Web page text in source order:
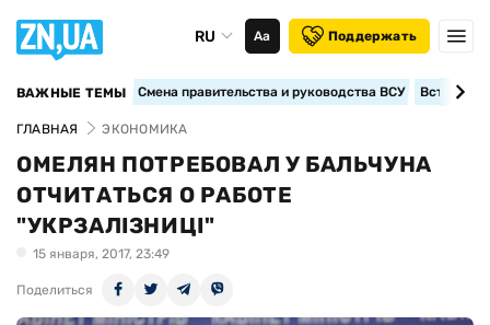
RU Аа Поддержать
ВАЖНЫЕ ТЕМЫ Смена правительства и руководства ВСУ
ГЛАВНАЯ ЭКОНОМИКА
ОМЕЛЯН ПОТРЕБОВАЛ У БАЛЬЧУНА
ОТЧИТАТЬСЯ О РАБОТЕ
"УКРЗАЛІЗНИЦІ"
15 января, 2017, 23:49
Поделиться